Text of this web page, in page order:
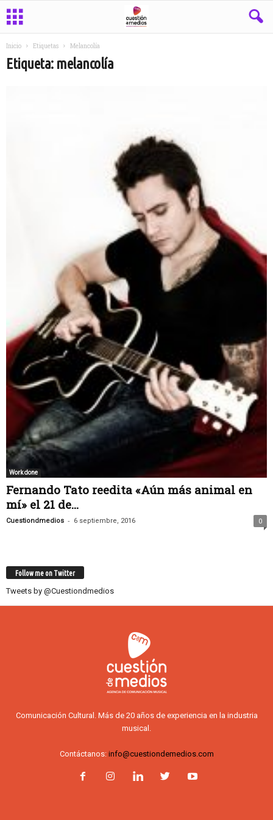
Inicio Etiquetas Melancolía
Etiqueta: melancolía
Work done
Fernando Tato reedita «Aún más animal en
mí» el 21 de...
Cuestiondmedios - 6 septiembre, 2016 0
Follow me on Twitter
Tweets by @Cuestiondmedios
Comunicación Cultural. Más de 20 años de experiencia en la industria
musical.
Contáctanos: info@cuestiondemedios.com